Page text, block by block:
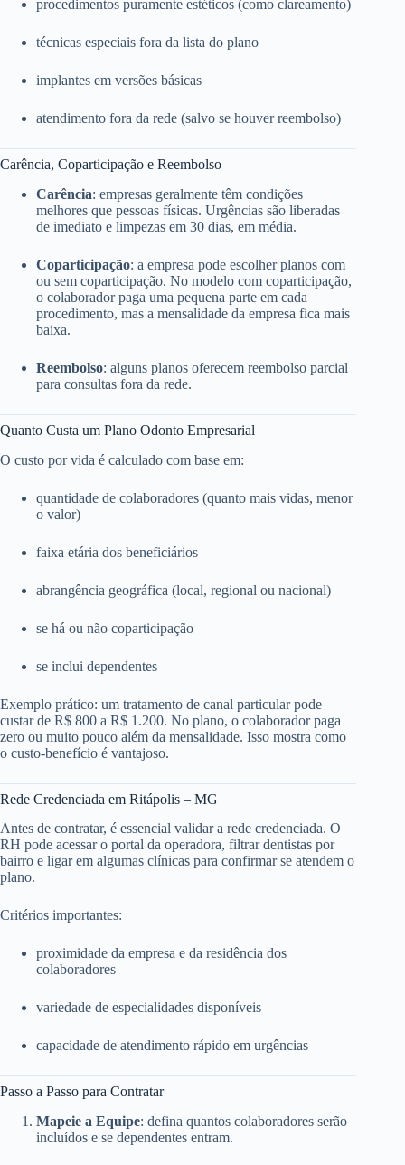
procedimentos puramente estéticos (como clareamento)
técnicas especiais fora da lista do plano
implantes em versões básicas
atendimento fora da rede (salvo se houver reembolso)
Carência, Coparticipação e Reembolso
Carência: empresas geralmente têm condições
melhores que pessoas físicas. Urgências são liberadas
de imediato e limpezas em 30 dias, em média.
Coparticipação: a empresa pode escolher planos com
ou sem coparticipação. No modelo com coparticipação,
o colaborador paga uma pequena parte em cada
procedimento, mas a mensalidade da empresa fica mais
baixa.
Reembolso: alguns planos oferecem reembolso parcial
para consultas fora da rede.
Quanto Custa um Plano Odonto Empresarial
O custo por vida é calculado com base em:
quantidade de colaboradores (quanto mais vidas, menor
o valor)
faixa etária dos beneficiários
abrangência geográfica (local, regional ou nacional)
se há ou não coparticipação
se inclui dependentes
Exemplo prático: um tratamento de canal particular pode
custar de R$ 800 a R$ 1.200. No plano, o colaborador paga
zero ou muito pouco além da mensalidade. Isso mostra como
o custo-benefício é vantajoso.
Rede Credenciada em Ritápolis – MG
Antes de contratar, é essencial validar a rede credenciada. O
RH pode acessar o portal da operadora, filtrar dentistas por
bairro e ligar em algumas clínicas para confirmar se atendem o
plano.
Critérios importantes:
proximidade da empresa e da residência dos
colaboradores
variedade de especialidades disponíveis
capacidade de atendimento rápido em urgências
Passo a Passo para Contratar
Mapeie a Equipe: defina quantos colaboradores serão
incluídos e se dependentes entram.